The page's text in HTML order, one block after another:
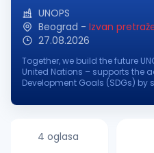
UNOPS
Beograd - Izvan
27.08.2026
Together, we build the future
United Nations – supports the
Development Goals (SDGs)
projects aro...
4 oglasa